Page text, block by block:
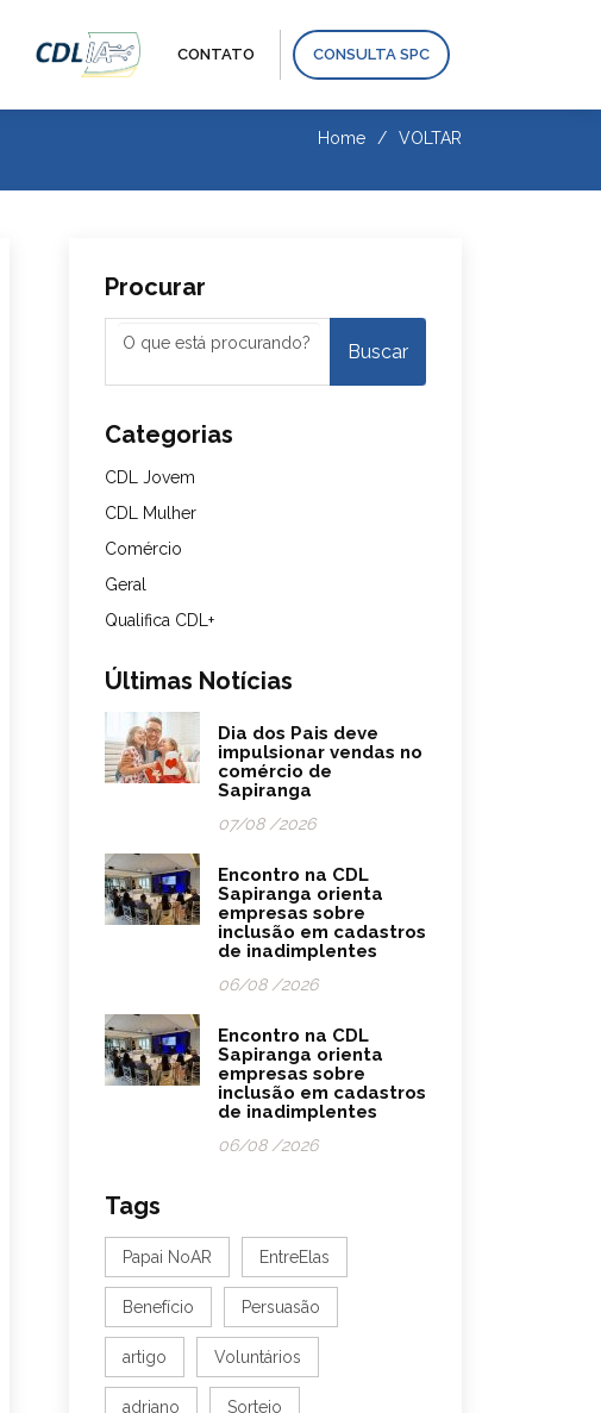
CONTATO CONSULTA SPC
Home VOLTAR
Procurar
Categorias
CDL Jovem
CDL Mulher
Comércio
Geral
Qualifica CDL+
Últimas Notícias
Dia dos Pais deve
impulsionar vendas no
comércio de
Sapiranga
07/08 /2026
Encontro na CDL
Sapiranga orienta
empresas sobre
inclusão em cadastros
de inadimplentes
06/08 /2026
Encontro na CDL
Sapiranga orienta
empresas sobre
inclusão em cadastros
de inadimplentes
06/08 /2026
Tags
Papai NoAR EntreElas
Benefício Persuasão
artigo Voluntários
adriano Sorteio